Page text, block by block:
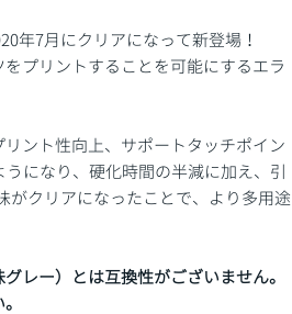
年7月にクリアになって新登場！
プリントすることを可能にするエラ
ント性向上、サポートタッチポイン
になり、硬化時間の半減に加え、引
がクリアになったことで、より多用途
レー）とは互換性がございません。